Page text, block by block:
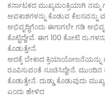
ಕರ್ನಾಟಕದ ಮುಖ್ಯಮಂತ್ರಿಯಾಗಿ
ಅವಕಾಶಗಳನ್ನು ಕೊಡುವ ಕೆಲಸವನ್ನು
ಅಭಿವೃದ್ಧಿಗೆಂದು ಈಗಾಗಲೇ ಗಡಿ
ಕೊಟ್ಟಿದ್ದೇವೆ. ಈಗ 100 ಕೋಟಿ
ಕೊಡುತ್ತೇನೆ.
ಅದಕ್ಕೆ ಬೇಕಾದ ಕ್ರಿಯಾಯೋಜನೆಯನ್ನು
ರೂಪಿಸುವಂತೆ ಸೂಚಿಸಿದ್ದೇನೆ.
ಕೊಡುತ್ತೇನೆ. ದುಡ್ಡು ಕೊಡುವುದು
ಎಂದು ಹೇಳಿದ